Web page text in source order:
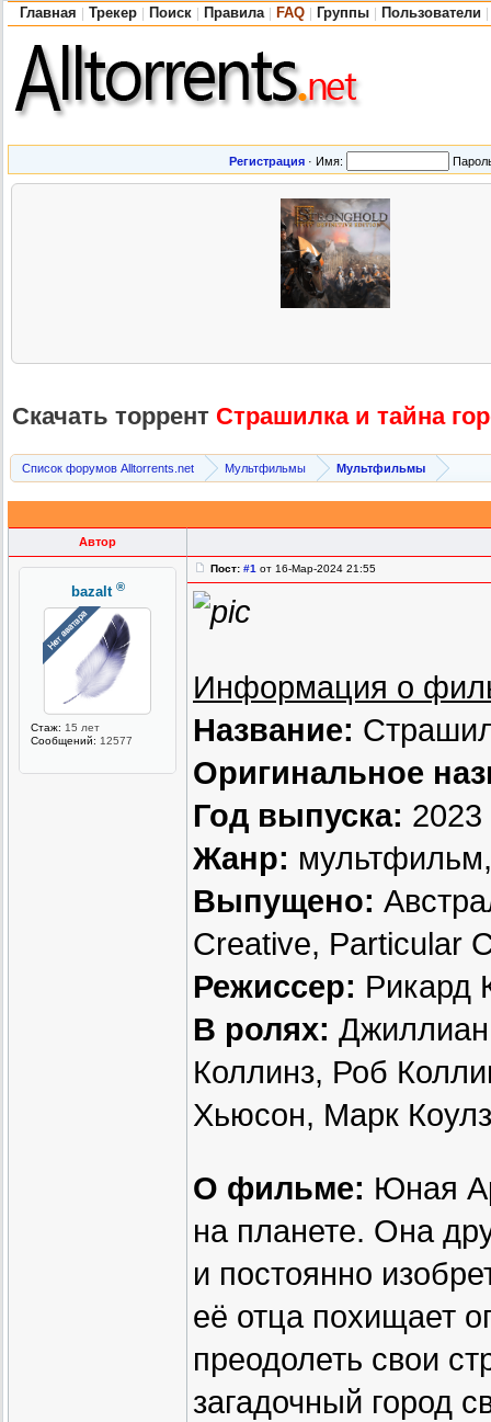
Главная Трекер Поиск Правила FAQ Группы Пользователи
Регистрация · Имя:
Скачать торрент Страшилка и тайна
Список форумов Alltorrents.net Мультфильмы Мультфильмы
Автор
bazalt ®
Стаж: 15 лет
Сообщений: 12577
Пост: #1 от 16-Мар-2024 21:55
Информация о
Название:
Оригинальное
Год выпуска: 2023
Жанр:
Выпущено:
Creative, Particular
Режиссер: Рикард
В ролях:
Коллинз, Роб
Хьюсон, Марк
О фильме: Юная
на планете. Она
и постоянно
её отца похищает
преодолеть свои
загадочный город